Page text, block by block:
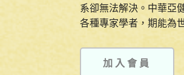
系卻無法解決。中華亞
各種專家學者，期能為
加入會員